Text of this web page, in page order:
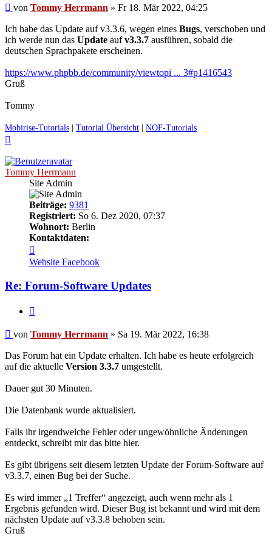
Ungelesener
von Tommy Herrmann » Fr 18. Mär 2022, 04:25
Ich habe das Update auf v3.3.6, wegen eines Bugs, verschoben und
ich werde nun das Update aufv3.3.7 ausführen, sobald die
deutschen Sprachpakete erscheinen.
https://www.phpbb.de/community/viewtopi ... 3#p1416543
Gruß
Tommy
Mobirise-Tutorials Tutorial Übersicht NOF-Tutorials
Tommy Herrmann
Site Admin
Beiträge: 9381
Registriert: So 6. Dez 2020, 07:37
Wohnort: Berlin
Kontaktdaten:
von
Tommy
Herrmann
Website Facebook
Re: Forum-Software Updates
Ungelesener
von Tommy Herrmann » Sa 19. Mär 2022, 16:38
Das Forum hat ein Update erhalten. Ich habe es heute erfolgreich
auf die aktuelle Version 3.3.7 umgestellt.
Dauer gut 30 Minuten.
Die Datenbank wurde aktualisiert.
Falls ihr irgendwelche Fehler oder ungewöhnliche Änderungen
entdeckt, schreibt mir das bitte hier.
Es gibt übrigens seit diesem letzten Update der Forum-Software auf
v3.3.7, einen Bug bei der Suche.
Es wird immer 1 Treffer
angezeigt, auch wenn mehr als 1
Ergebnis gefunden wird. Dieser Bug ist bekannt und wird mit dem
nächsten Update auf v3.3.8 behoben sein.
Gruß